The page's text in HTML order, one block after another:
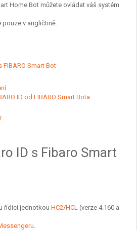
Home Bot můžete ovládat váš systém
v angličtině.
FIBARO Smart Bot
ID od FIBARO Smart Bota
ID s Fibaro Smart
řídící jednotkou HC2/HCL (verze 4.160 a